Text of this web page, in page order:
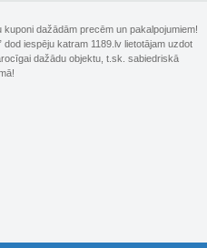
dažādām precēm un pakalpojumiem!
iespēju katram 1189.lv lietotājam uzdot
dažādu objektu, t.sk. sabiedriskā